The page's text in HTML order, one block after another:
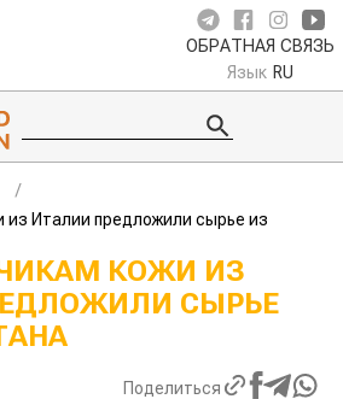
ОБРАТНАЯ СВЯЗЬ
Язык RU
из Италии предложили сырье из
КОЖИ ИЗ
СЫРЬЕ
Поделиться